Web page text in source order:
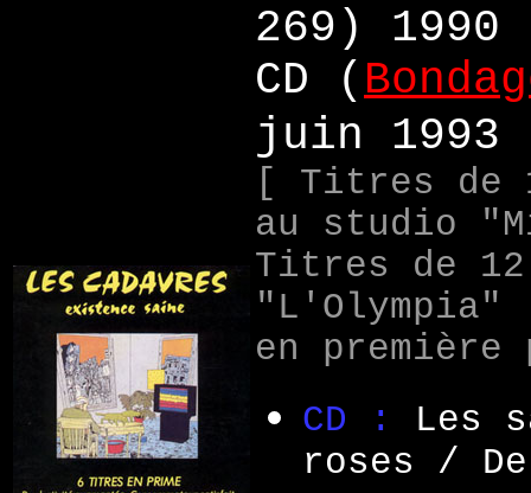
269) 1990
CD (
juin 1993
[ Titres de
au studio
Titres de
"L'Olympia"
en
CD :
Les
roses /